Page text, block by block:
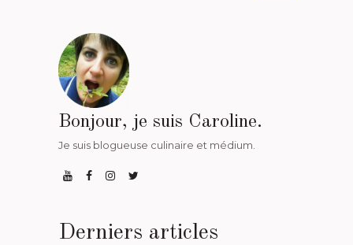
Bonjour, je suis Caroline.
Je suis blogueuse culinaire et médium.
Derniers articles